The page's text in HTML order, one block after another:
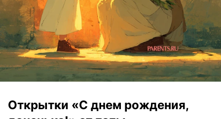
Открытки «С днем рождения,